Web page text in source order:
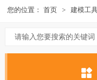
您的位置： 首页 > 建模工